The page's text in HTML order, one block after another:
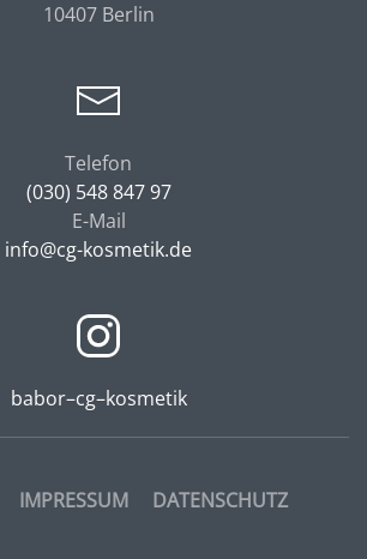
10407 Berlin
Telefon
(030) 548 847 97
E-Mail
info@cg-kosmetik.de
babor–cg–kosmetik
IMPRESSUM DATENSCHUTZ